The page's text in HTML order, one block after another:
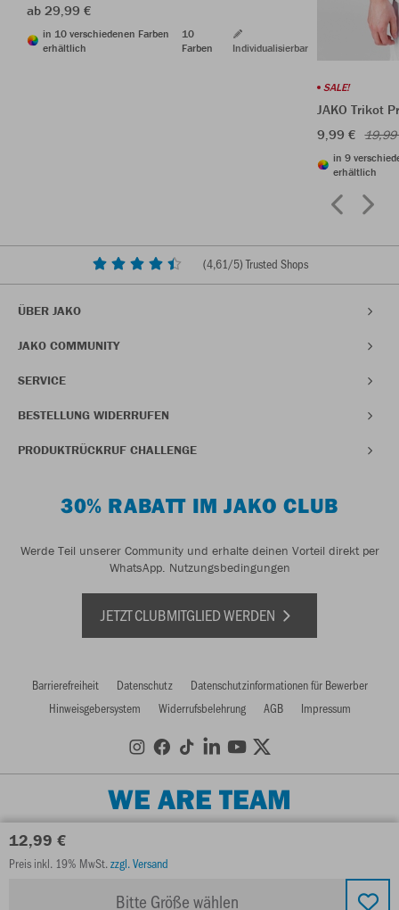
12,99 €
Preis inkl. 19% MwSt.zzgl. Versand
Bitte Größe wählen
ab 29,99 €
in 10 verschiedenen Farben
erhältlich
10
Farben
Individualisierbar
SALE!
JAKO Trikot
9,99 €
in 9
erhältlich
(4,61/5) Trusted Shops
ÜBER JAKO
JAKO COMMUNITY
SERVICE
BESTELLUNG WIDERRUFEN
PRODUKTRÜCKRUF CHALLENGE
30% RABATT IM JAKO CLUB
Werde Teil unserer Community und erhalte deinen Vorteil direkt per
WhatsApp. Nutzungsbedingungen
JETZT CLUBMITGLIED WERDEN
Barrierefreiheit Datenschutz
Datenschutzinformationen für Bewerber
Hinweisgebersystem
Widerrufsbelehrung AGB Impressum
WE ARE TEAM